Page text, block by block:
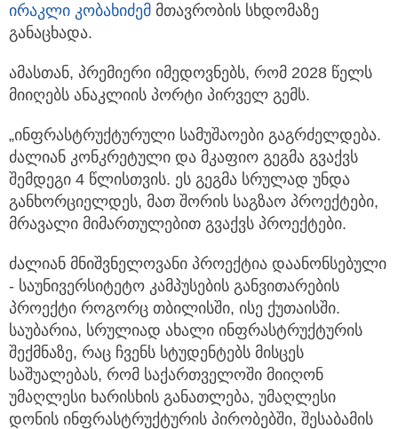
ირაკლი კობახიძემ მთავრობის სხდომაზე
განაცხადა.
ამასთან, პრემიერი იმედოვნებს, რომ 2028 წელს
მიიღებს ანაკლიის პორტი პირველ გემს.
„ინფრასტრუქტურული სამუშაოები გაგრძელდება.
ძალიან კონკრეტული და მკაფიო გეგმა გვაქვს
შემდეგი 4 წლისთვის. ეს გეგმა სრულად უნდა
განხორციელდეს, მათ შორის საგზაო პროექტები,
მრავალი მიმართულებით გვაქვს პროექტები.
ძალიან მნიშვნელოვანი პროექტია დაანონსებული
- საუნივერსიტეტო კამპუსების განვითარების
პროექტი როგორც თბილისში, ისე ქუთაისში.
საუბარია, სრულიად ახალი ინფრასტრუქტურის
შექმნაზე, რაც ჩვენს სტუდენტებს მისცეს
საშუალებას, რომ საქართველოში მიიღონ
უმაღლესი ხარისხის განათლება, უმაღლესი
დონის ინფრასტრუქტურის პირობებში, შესაბამის